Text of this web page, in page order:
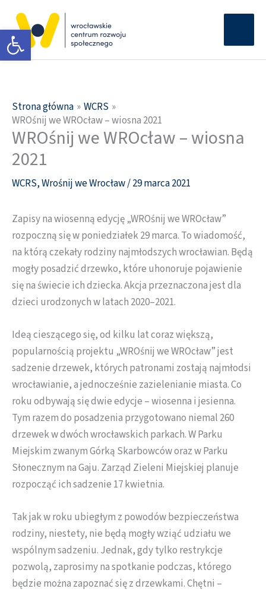
Otwórz pasek narzędzi
treści
Strona główna
WCRS
WROśnij we WROcław – wiosna 2021
WROśnij we WROcław – wiosna
2021
WCRS,Wrośnij we Wrocław/29 marca 2021
Zapisy na wiosenną edycję „WROśnij we WROcław”
rozpoczną się w poniedziałek 29 marca. To wiadomość,
na którą czekały rodziny najmłodszych wrocławian. Będą
mogły posadzić drzewko, które uhonoruje pojawienie
się na świecie ich dziecka. Akcja przeznaczona jest dla
dzieci urodzonych w latach 2020–2021.
Ideą cieszącego się, od kilku lat coraz większą,
popularnością projektu „WROśnij we WROcław” jest
sadzenie drzewek, których patronami zostają najmłodsi
wrocławianie, a jednocześnie zazielenianie miasta. Co
roku odbywają się dwie edycje – wiosenna i jesienna.
Tym razem do posadzenia przygotowano niemal 260
drzewek w dwóch wrocławskich parkach. W Parku
Miejskim zwanym Górką Skarbowców oraz w Parku
Słonecznym na Gaju. Zarząd Zieleni Miejskiej planuje
rozpocząć ich sadzenie 17 kwietnia.
Tak jak w roku ubiegłym z powodów bezpieczeństwa
rodziny, niestety, nie będą mogły wziąć udziału we
wspólnym sadzeniu. Jednak, gdy tylko restrykcje
pozwolą, zaprosimy na spotkanie podczas, którego
będzie można zapoznać się z drzewkami. Chętni –